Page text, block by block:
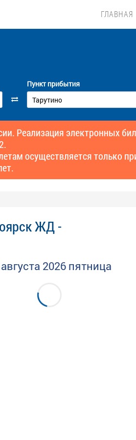
ГЛАВНАЯ
Пункт прибытия
Реализация электронных
осуществляется только
ЖД -
2026 пятница